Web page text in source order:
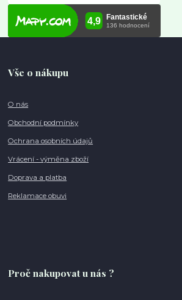
Vše o nákupu
O nás
Obchodní podmínky
Ochrana osobních údajů
Vrácení - výměna zboží
Doprava a platba
Reklamace obuvi
Proč nakupovat u nás ?